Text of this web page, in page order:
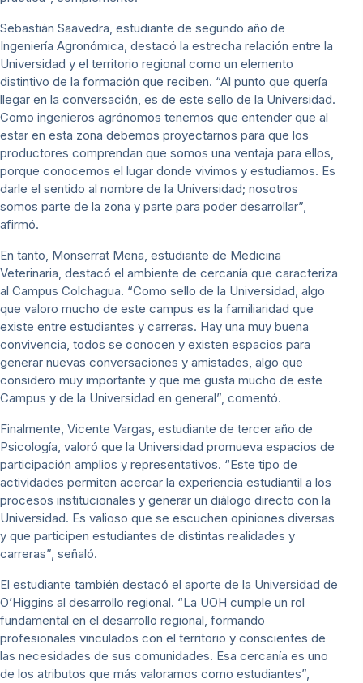
Sebastián Saavedra, estudiante de segundo año de
Ingeniería Agronómica, destacó la estrecha relación entre la
Universidad y el territorio regional como un elemento
distintivo de la formación que reciben. “Al punto que quería
llegar en la conversación, es de este sello de la Universidad.
Como ingenieros agrónomos tenemos que entender que al
estar en esta zona debemos proyectarnos para que los
productores comprendan que somos una ventaja para ellos,
porque conocemos el lugar donde vivimos y estudiamos. Es
darle el sentido al nombre de la Universidad; nosotros
somos parte de la zona y parte para poder desarrollar”,
afirmó.
En tanto, Monserrat Mena, estudiante de Medicina
Veterinaria, destacó el ambiente de cercanía que caracteriza
al Campus Colchagua. “Como sello de la Universidad, algo
que valoro mucho de este campus es la familiaridad que
existe entre estudiantes y carreras. Hay una muy buena
convivencia, todos se conocen y existen espacios para
generar nuevas conversaciones y amistades, algo que
considero muy importante y que me gusta mucho de este
Campus y de la Universidad en general”, comentó.
Finalmente, Vicente Vargas, estudiante de tercer año de
Psicología, valoró que la Universidad promueva espacios de
participación amplios y representativos. “Este tipo de
actividades permiten acercar la experiencia estudiantil a los
procesos institucionales y generar un diálogo directo con la
Universidad. Es valioso que se escuchen opiniones diversas
y que participen estudiantes de distintas realidades y
carreras”, señaló.
El estudiante también destacó el aporte de la Universidad de
O’Higgins al desarrollo regional. “La UOH cumple un rol
fundamental en el desarrollo regional, formando
profesionales vinculados con el territorio y conscientes de
las necesidades de sus comunidades. Esa cercanía es uno
de los atributos que más valoramos como estudiantes”,